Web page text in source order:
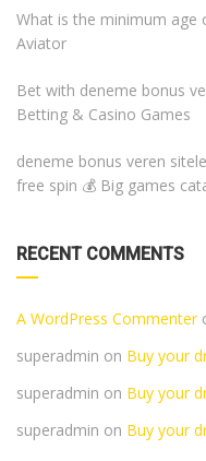
What is the minimum
Aviator
Bet with deneme bonus
Betting & Casino Games
deneme bonus veren
free spin 💰 Big games
RECENT COMMENTS
A WordPress Commenter
superadmin on Buy your
superadmin on Buy your
superadmin on Buy your